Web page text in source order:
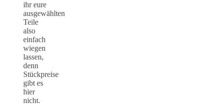
ihr eure
ausgewählten
Teile
also
einfach
wiegen
lassen,
denn
Stückpreise
gibt es
hier
nicht.